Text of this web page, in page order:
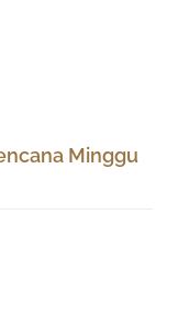
Minggu